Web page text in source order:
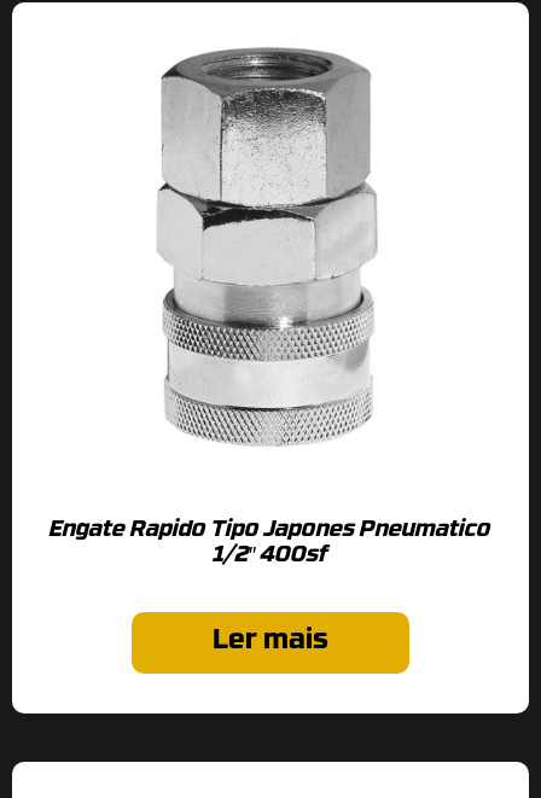
Engate Rapido Tipo Japones Pneumatico
1/2″ 400sf
Ler mais